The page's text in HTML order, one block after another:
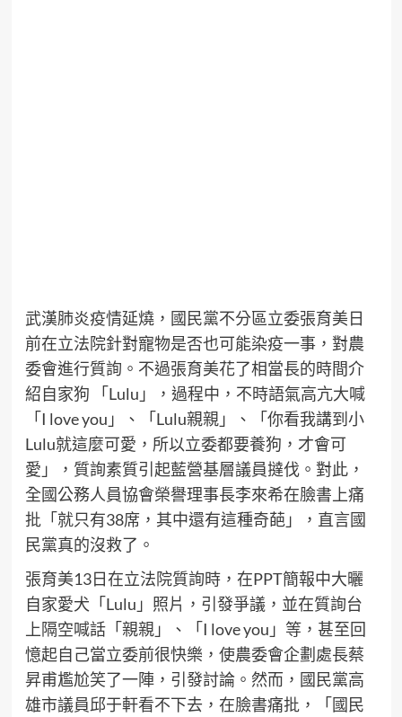
武漢肺炎疫情延燒，國民黨不分區立委張育美日
前在立法院針對寵物是否也可能染疫一事，對農
委會進行質詢。不過張育美花了相當長的時間介
紹自家狗 「Lulu」，過程中，不時語氣高亢大喊
「I love you」、「Lulu親親」、「你看我講到小
Lulu就這麼可愛，所以立委都要養狗，才會可
愛」，質詢素質引起藍營基層議員撻伐。對此，
全國公務人員協會榮譽理事長李來希在臉書上痛
批「就只有38席，其中還有這種奇葩」，直言國
民黨真的沒救了。
張育美13日在立法院質詢時，在PPT簡報中大曬
自家愛犬「Lulu」照片，引發爭議，並在質詢台
上隔空喊話「親親」、「I love you」等，甚至回
憶起自己當立委前很快樂，使農委會企劃處長蔡
昇甫尷尬笑了一陣，引發討論。然而，國民黨高
雄市議員邱于軒看不下去，在臉書痛批，「國民